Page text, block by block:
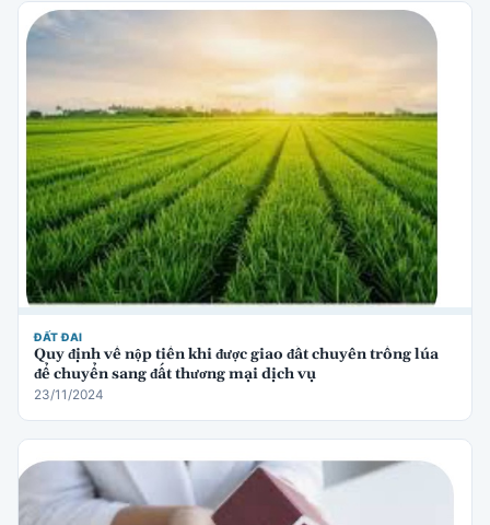
ĐẤT ĐAI
Quy định về nộp tiền khi được giao đất chuyên trồng lúa
để chuyển sang đất thương mại dịch vụ
23/11/2024